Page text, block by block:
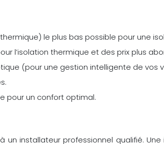
le plus bas possible pour une
l’isolation thermique et des prix plus
(pour une gestion intelligente de vos
pour un confort optimal.
installateur professionnel qualifié.